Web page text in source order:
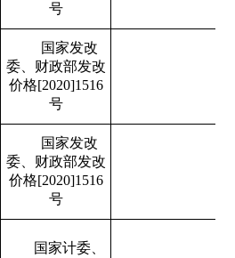
号
国家发改
委、财政部发改
价格[2020]1516
号
国家发改
委、财政部发改
价格[2020]1516
号
国家计委、